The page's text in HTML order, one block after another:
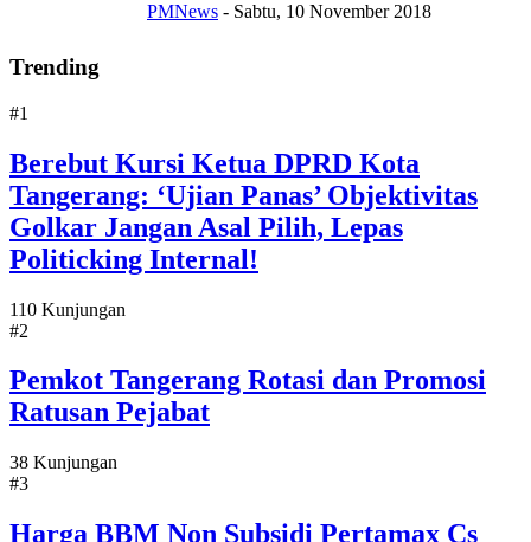
PMNews - Sabtu, 10 November 2018
Trending
#1
Berebut Kursi Ketua DPRD Kota
Tangerang: ‘Ujian Panas’ Objektivitas
Golkar Jangan Asal Pilih, Lepas
Politicking Internal!
110 Kunjungan
#2
Pemkot Tangerang Rotasi dan Promosi
Ratusan Pejabat
38 Kunjungan
#3
Harga BBM Non Subsidi Pertamax Cs